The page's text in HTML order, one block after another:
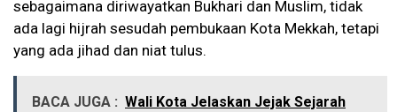
sebagaimana diriwayatkan Bukhari dan Muslim, tidak
ada lagi hijrah sesudah pembukaan Kota Mekkah, tetapi
yang ada jihad dan niat tulus.
BACA JUGA : Wali Kota Jelaskan Jejak Sejarah